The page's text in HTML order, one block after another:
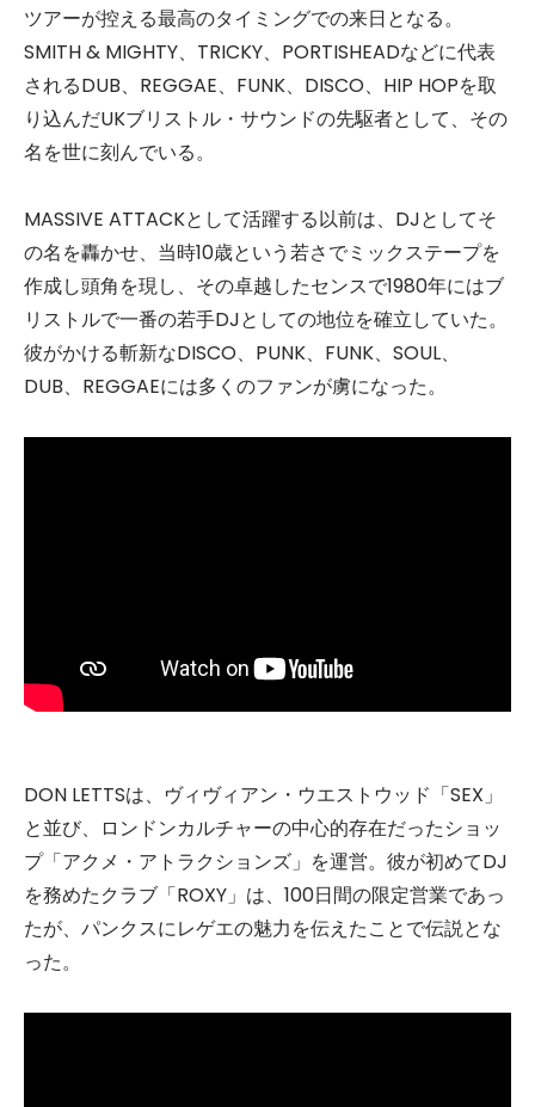
ツアーが控える最高のタイミングでの来日となる。
SMITH & MIGHTY、TRICKY、PORTISHEADなどに代表
されるDUB、REGGAE、FUNK、DISCO、HIP HOPを取
り込んだUKブリストル・サウンドの先駆者として、その
名を世に刻んでいる。
MASSIVE ATTACKとして活躍する以前は、DJとしてそ
の名を轟かせ、当時10歳という若さでミックステープを
作成し頭角を現し、その卓越したセンスで1980年にはブ
リストルで一番の若手DJとしての地位を確立していた。
彼がかける斬新なDISCO、PUNK、FUNK、SOUL、
DUB、REGGAEには多くのファンが虜になった。
DON LETTSは、ヴィヴィアン・ウエストウッド「SEX」
と並び、ロンドンカルチャーの中心的存在だったショッ
プ「アクメ・アトラクションズ」を運営。彼が初めてDJ
を務めたクラブ「ROXY」は、100日間の限定営業であっ
たが、パンクスにレゲエの魅力を伝えたことで伝説とな
った。